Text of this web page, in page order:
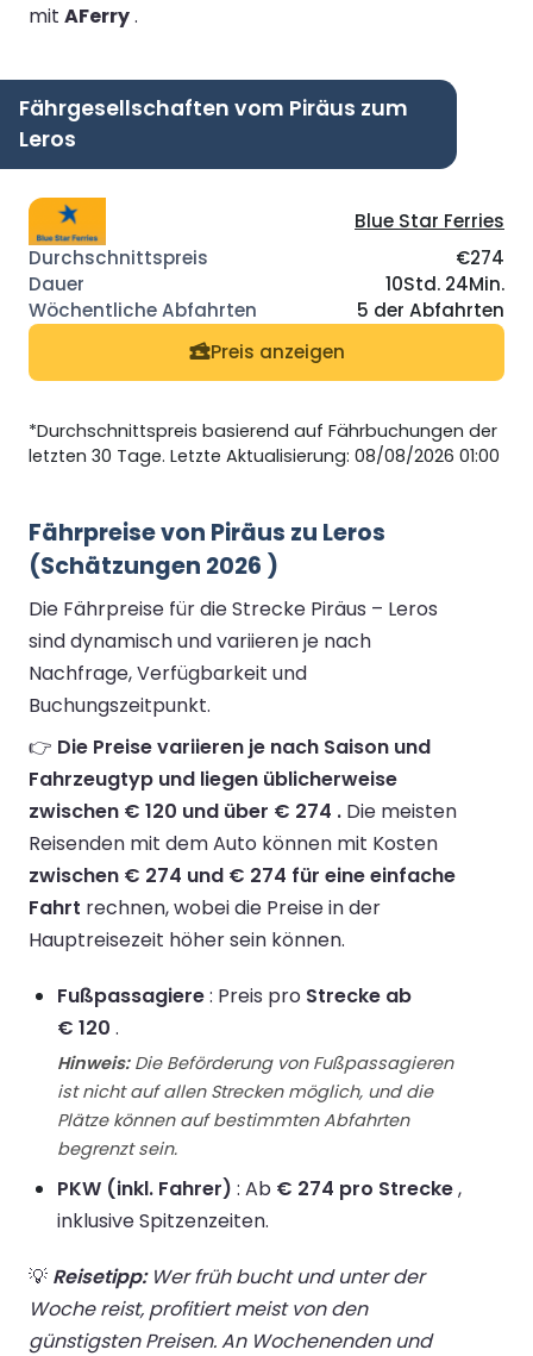
mit AFerry.
Fährgesellschaften vom Piräus zum
Leros
Blue Star Ferries
€274
10Std. 24Min.
5 der Abfahrten
Preis anzeigen
*Durchschnittspreis basierend auf Fährbuchungen der
letzten 30 Tage. Letzte Aktualisierung: 08/08/2026 01:00
Fährpreise von Piräus zu Leros
(Schätzungen 2026 )
Die Fährpreise für die Strecke Piräus – Leros
sind dynamisch und variieren je nach
Nachfrage, Verfügbarkeit und
Buchungszeitpunkt.
👉 Die Preise variieren je nach Saison und
Fahrzeugtyp und liegen üblicherweise
zwischen € 120 und über € 274 . Die meisten
Reisenden mit dem Auto können mit Kosten
zwischen € 274 und € 274 für eine einfache
Fahrt rechnen, wobei die Preise in der
Hauptreisezeit höher sein können.
Fußpassagiere: Preis pro Strecke ab
€ 120 .
Hinweis:Die Beförderung von Fußpassagieren
ist nicht auf allen Strecken möglich, und die
Plätze können auf bestimmten Abfahrten
begrenzt sein.
PKW (inkl. Fahrer) : Ab € 274 pro Strecke,
inklusive Spitzenzeiten.
💡 Reisetipp:Wer früh bucht und unter der
Woche reist, profitiert meist von den
günstigsten Preisen. An Wochenenden und